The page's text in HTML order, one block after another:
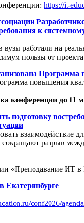
https://it-
к
работали на
пользы от
повышения
конференции до 11
разрыв
«Преподавание ИТ
Екатеринбурге
conf2026/